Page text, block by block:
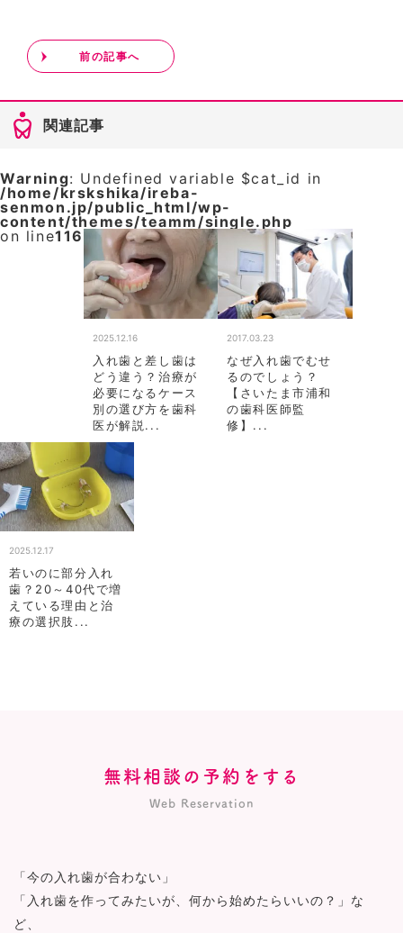
前の記事へ
関連記事
Warning: Undefined variable $cat_id in
/home/krskshika/ireba-
senmon.jp/public_html/wp-
content/themes/teamm/single.php
on line116
2025.12.16
入れ歯と差し歯は
どう違う？治療が
必要になるケース
別の選び方を歯科
医が解説...
2017.03.23
なぜ入れ歯でむせ
るのでしょう？
【さいたま市浦和
の歯科医師監
修】...
2025.12.17
若いのに部分入れ
歯？20～40代で増
えている理由と治
療の選択肢...
無料相談の予約をする
Web Reservation
「今の入れ歯が合わない」
「入れ歯を作ってみたいが、何から始めたらいいの？」な
ど、